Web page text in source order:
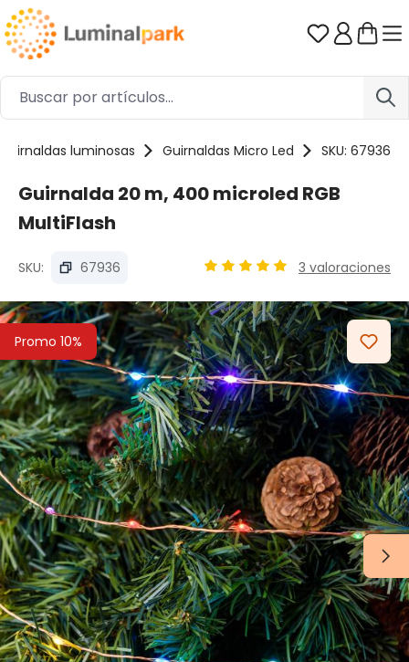
Saltar al contenido principal Tienes 0
Guirnaldas luminosas Guirnaldas Micro Led SKU: 67936
Guirnalda 20 m, 400 microled RGB
MultiFlash
SKU: 67936 3 valoraciones
Promo 10%
Omitir galería de imágenes